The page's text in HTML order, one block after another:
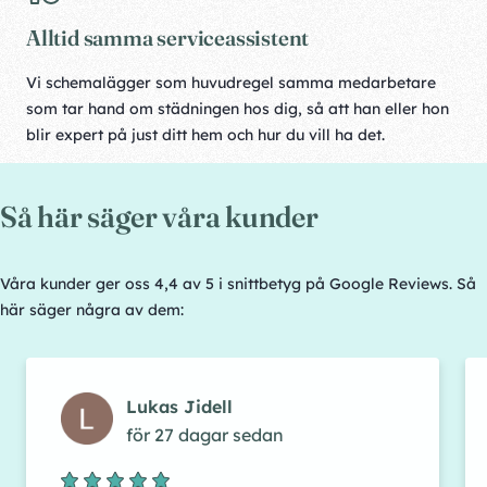
Alltid samma serviceassistent
Vi schemalägger som huvudregel samma medarbetare
som tar hand om städningen hos dig, så att han eller hon
blir expert på just ditt hem och hur du vill ha det.
Så här säger våra kunder
Våra kunder ger oss 4,4 av 5 i snittbetyg på Google Reviews. Så
här säger några av dem:
Lukas Jidell
för 27 dagar sedan